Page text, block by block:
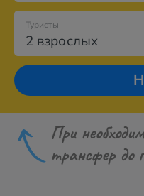
2 взрослых
Туристы
При
трансфер до